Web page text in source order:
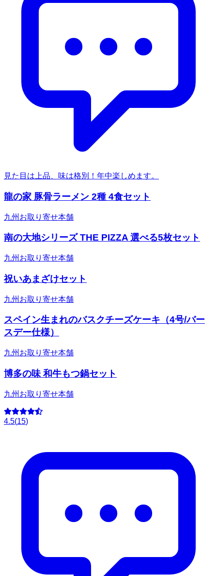
見た目は上品、味は格別！年中楽しめます。
龍の家 豚骨ラーメン 2種 4食セット
九州お取り寄せ本舗
南の大地シリーズ THE PIZZA 選べる5枚セット
九州お取り寄せ本舗
祝いあまざけセット
九州お取り寄せ本舗
スペイン生まれのバスクチーズケーキ（4号/バー
スデー仕様）
九州お取り寄せ本舗
博多の味 和牛もつ鍋セット
九州お取り寄せ本舗
4.5(15)